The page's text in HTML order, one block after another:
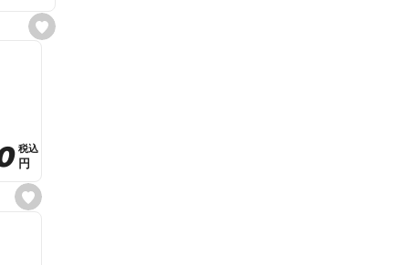
s
e
s
e
税込
税込
円
円